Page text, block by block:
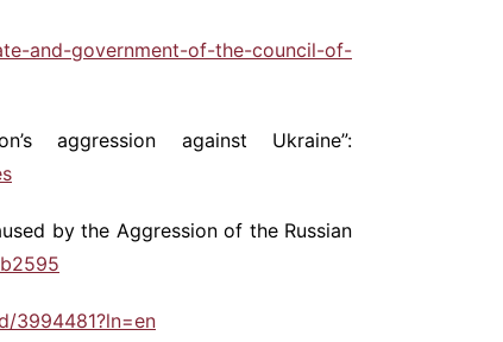
and-government-of-the-council-of-
aggression against Ukraine”:
by the Aggression of the Russian
3994481?ln=en